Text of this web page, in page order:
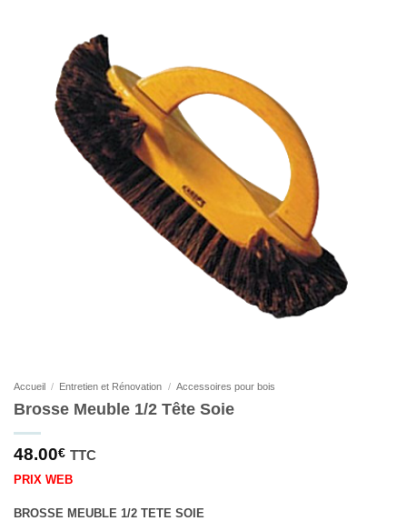
Accueil / Entretien et Rénovation / Accessoires pour bois
Brosse Meuble 1/2 Tête Soie
48.00€ TTC
PRIX WEB
BROSSE MEUBLE 1/2 TETE SOIE